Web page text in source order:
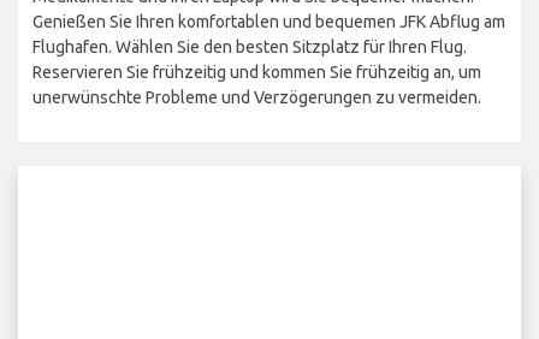
Genießen Sie Ihren komfortablen und bequemen JFK Abflug am
Flughafen. Wählen Sie den besten Sitzplatz für Ihren Flug.
Reservieren Sie frühzeitig und kommen Sie frühzeitig an, um
unerwünschte Probleme und Verzögerungen zu vermeiden.